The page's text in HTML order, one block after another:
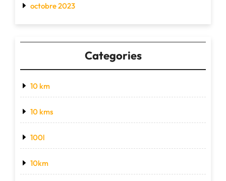
octobre 2023
Categories
10 km
10 kms
100l
10km